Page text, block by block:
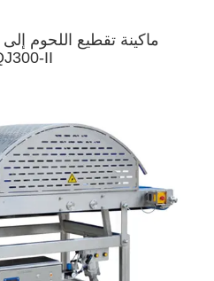
ماكينة تقطيع اللحوم
II